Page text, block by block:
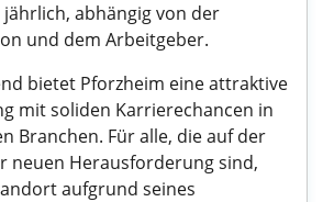
jährlich, abhängig von der
und dem Arbeitgeber.
bietet Pforzheim eine attraktive
mit soliden Karrierechancen in
Branchen. Für alle, die auf der
neuen Herausforderung sind,
aufgrund seines